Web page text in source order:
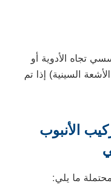
تجاه الأدوية أو
السينية) إذا تم
الأنبوب
ما يلي: